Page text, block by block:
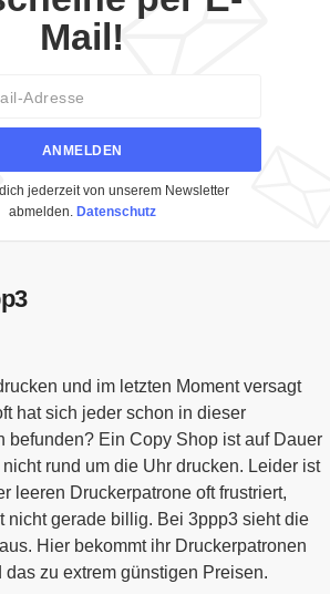
Mail!
ANMELDEN
jederzeit von unserem Newsletter
abmelden. Datenschutz
und im letzten Moment versagt
hat sich jeder schon in dieser
befunden? Ein Copy Shop ist auf Dauer
rund um die Uhr drucken. Leider ist
leeren Druckerpatrone oft frustriert,
nicht gerade billig. Bei 3ppp3 sieht die
Hier bekommt ihr Druckerpatronen
das zu extrem günstigen Preisen.